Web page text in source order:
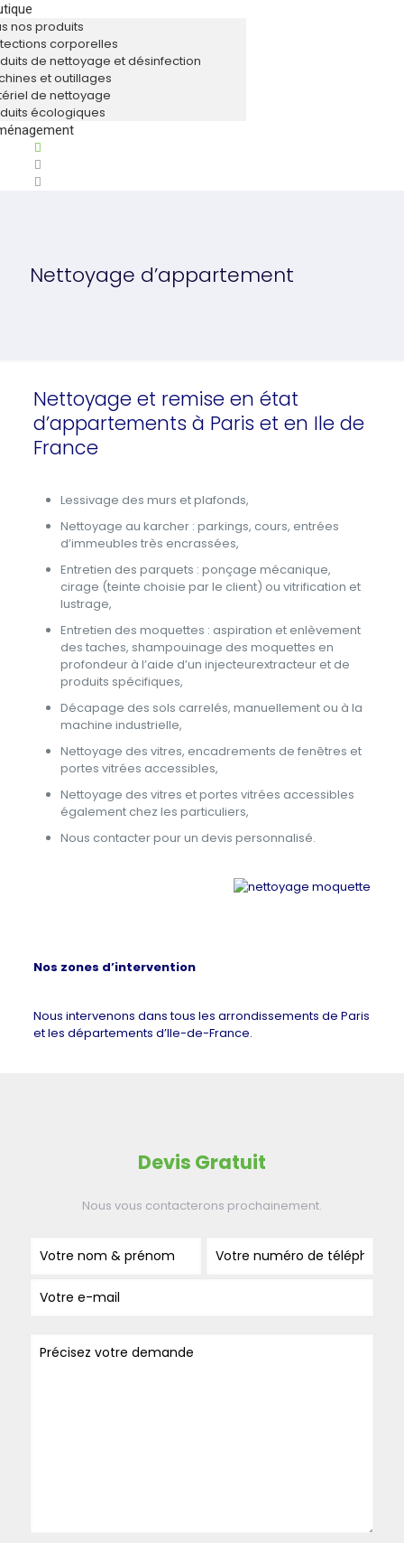
nos produits
corporelles
de nettoyage et désinfection
et outillages
de nettoyage
écologiques
Nettoyage d’appartement
Nettoyage et remise en état
d’appartements à Paris et en Ile de
France
Lessivage des murs et plafonds,
Nettoyage au karcher : parkings, cours, entrées
d’immeubles très encrassées,
Entretien des parquets : ponçage mécanique,
cirage (teinte choisie par le client) ou vitrification et
lustrage,
Entretien des moquettes : aspiration et enlèvement
des taches, shampouinage des moquettes en
profondeur à l’aide d’un injecteurextracteur et de
produits spécifiques,
Décapage des sols carrelés, manuellement ou à la
machine industrielle,
Nettoyage des vitres, encadrements de fenêtres et
portes vitrées accessibles,
Nettoyage des vitres et portes vitrées accessibles
également chez les particuliers,
Nous contacter pour un devis personnalisé.
Nos zones d’intervention
Nous intervenons dans tous les arrondissements de Paris
et les départements d’Ile-de-France.
Devis Gratuit
Nous vous contacterons prochainement.